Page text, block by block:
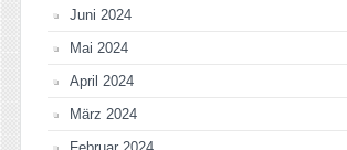
Juni 2024
Mai 2024
April 2024
März 2024